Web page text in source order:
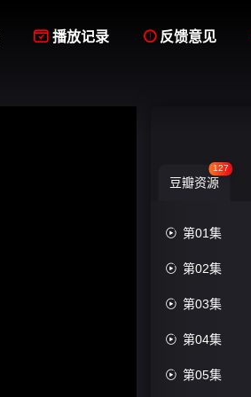
 播放记录  反馈意见
豆瓣资源
127
 第01集
 第02集
 第03集
 第04集
 第05集